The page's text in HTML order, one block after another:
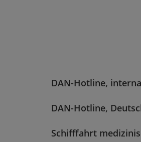
DAN-Hotline,
DAN-Hotline,
Schifffahrt